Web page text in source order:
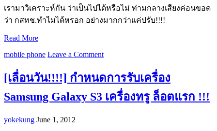
เรามาวิเคราะห์กัน ว่าเป็นไปได้หรือไม่ ท่ามกลางเสียงค่อนขอด
ว่า กสทช.ทำไมได้หรอก อย่างมากกว่าแค่ปรับ!!!!
Read More
mobile phone Leave a Comment
[เลื่อนวัน!!!!] กำหนดการรับเครื่อง
Samsung Galaxy S3 เครื่องทรู ล็อตแรก !!!
yokekung June 1, 2012